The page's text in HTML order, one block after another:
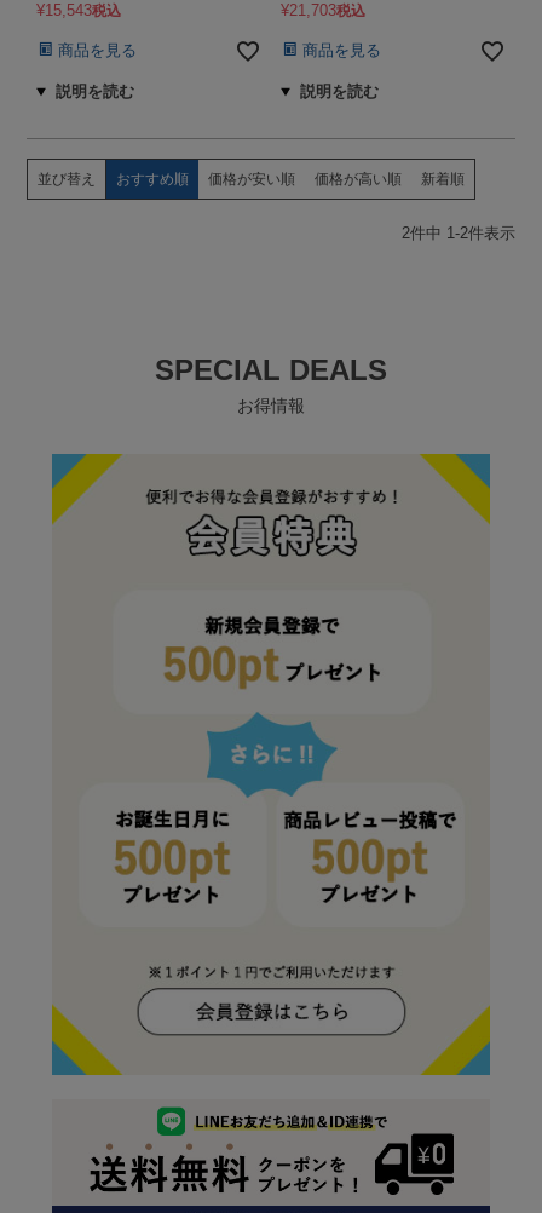
¥15,543税込
商品を見る
¥21,703税込
商品を見る
並び替え おすすめ順 価格が安い順 価格が高い順 新着順
2件中 1-2件表示
SPECIAL DEALS
お得情報